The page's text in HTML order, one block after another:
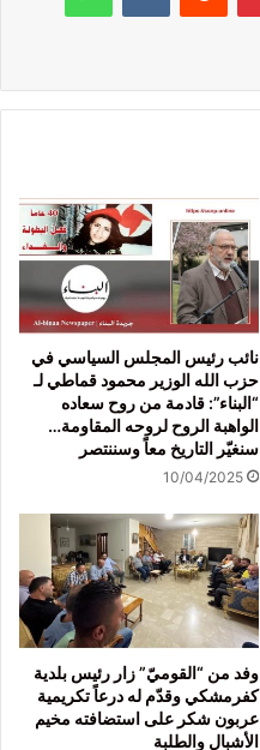
نائب رئيس المجلس السياسي في
حزب الله الوزير محمود قماطي لـ
“البناء”: قادمة من روح سعاده
الواهبة الروح لروحه المقاومة…
سنغيّر التاريخ معاً وسننتصر
10/04/2025
وفد من “القوميّ” زار رئيس بلدية
كفرمشكي وقدّم له درعاً تكريمية
عربون شكر على استضافته مخيم
الأشبال والطلبة